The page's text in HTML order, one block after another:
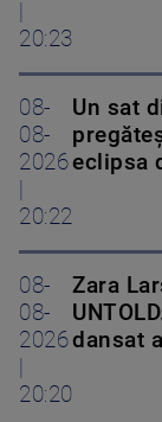
20:23
08-
08-
2026
20:22
Un sat
eclipsa
08-
08-
2026
20:20
Zara
dansat